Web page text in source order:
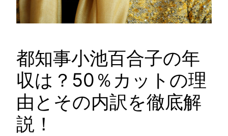
都知事小池百合子の年
収は？50％カットの理
由とその内訳を徹底解
説！